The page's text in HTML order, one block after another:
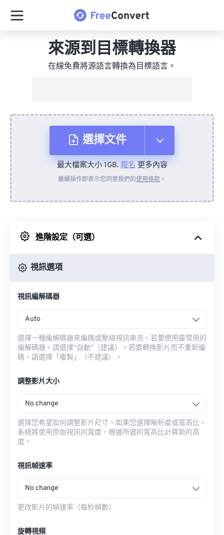
來源到目標轉換器
在線免費將源語言轉換為目標語言。
選擇文件
來自裝置
來自 Google 雲端硬碟
最大檔案大小 1GB.報名更多內容
繼續操作即表示您同意我們的使用條款 。
進階設定（可選）
視訊選項
視訊編解碼器
Auto
選擇一種編解碼器來編碼或壓縮視訊串流。若要使用最常用的
編解碼器，請選擇“自動”（建議）。若要轉換影片而不重新編
碼，請選擇「複製」（不建議）。
調整影片大小
No change
選擇您希望如何調整影片尺寸。如果您選擇解析度或寬高比，
系統將使用原始視訊的寬度，根據所選的寬高比計算新的高
度。
視訊幀速率
No change
更改影片的幀速率（每秒幀數）
旋轉視頻